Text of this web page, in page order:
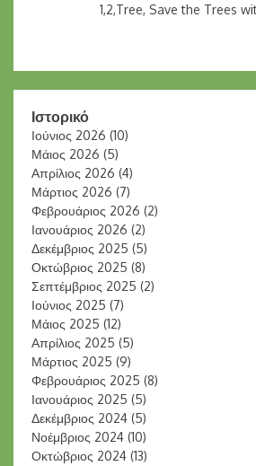
1,2,Tree, Save the Trees
Ιστορικό
Ιούνιος 2026 (10)
Μάιος 2026 (5)
Απρίλιος 2026 (4)
Μάρτιος 2026 (7)
Φεβρουάριος 2026 (2)
Ιανουάριος 2026 (2)
Δεκέμβριος 2025 (5)
Οκτώβριος 2025 (8)
Σεπτέμβριος 2025 (2)
Ιούνιος 2025 (7)
Μάιος 2025 (12)
Απρίλιος 2025 (5)
Μάρτιος 2025 (9)
Φεβρουάριος 2025 (8)
Ιανουάριος 2025 (5)
Δεκέμβριος 2024 (5)
Νοέμβριος 2024 (10)
Οκτώβριος 2024 (13)